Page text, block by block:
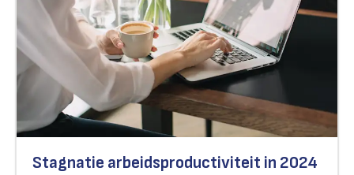
Stagnatie arbeidsproductiviteit in 2024